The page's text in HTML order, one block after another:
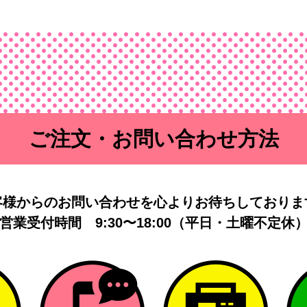
ご注文・お問い合わせ方法
からのお問い合わせを心よりお待ちしており
業受付時間 9:30〜18:00（平日・土曜不定休